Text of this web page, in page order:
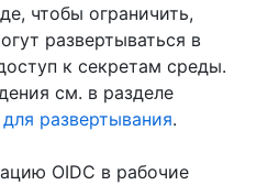
чтобы ограничить,
развертываться в
к секретам среды.
см. в разделе
развертывания.
OIDC в рабочие